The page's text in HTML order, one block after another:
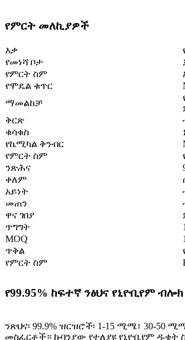
የምርት መለኪያዎች
እቃ
የመነሻ ቦታ
የምርት ስም
የሞዴል ቁጥር
ማመልከቻ
ቅርጽ
ቁሳቁስ
የኬሚካል ቅንብር
የምርት ስም
ንጽሕና
ቀለም
አይነት
መጠን
ዋና ገበያ
ጥግግት
MOQ
ጥቅል
የምርት ስም
የ99.95% ከፍተኛ ንፅህና የኒዮቢየም
ንጽህና፡ 99.9% ዝርዝሮች፡ 1-15 ሚሜ፣ 30-50
መስፈርቶች። ኩባንያው የተለያዩ የኒዮቢየም ዱቄት